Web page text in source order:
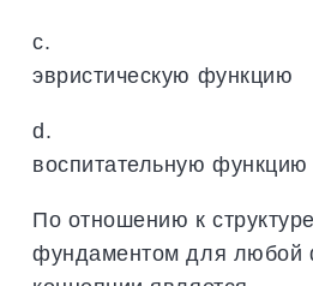
c.
эвристическую функцию
d.
воспитательную функцию
По отношению к
фундаментом для любой